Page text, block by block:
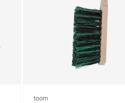
toom